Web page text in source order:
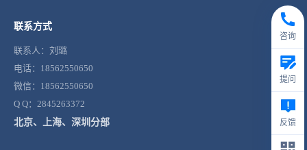
联系方式
联系人：刘璐
电话：18562550650
微信：18562550650
Q Q：2845263372
北京、上海、深圳分部
咨询
提问
反馈